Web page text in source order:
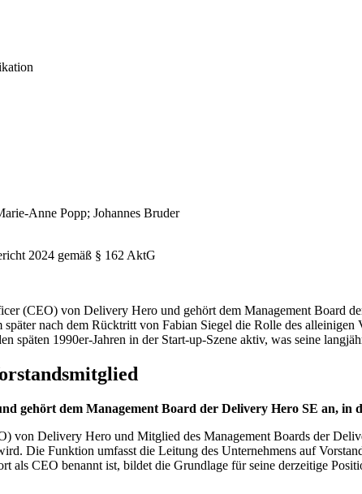
Anne Popp; Johannes Bruder
2024 gemäß § 162 AktG
(CEO) von Delivery Hero und gehört dem Management Board
nach dem Rücktritt von Fabian Siegel die Rolle des
späten 1990er-Jahren in der Start-up-Szene aktiv, was seine
gehört dem Management Board der Delivery Hero SE an, in
von Delivery Hero und Mitglied des Management Boards der
Die Funktion umfasst die Leitung des Unternehmens auf
als CEO benannt ist, bildet die Grundlage für seine derzeitige